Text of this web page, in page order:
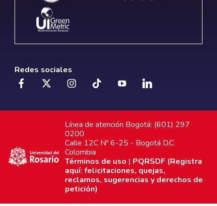
Redes sociales
Línea de atención Bogotá: (601) 297
0200
Calle 12C Nº 6-25 - Bogotá D.C.
Colombia
Términos de uso | PQRSDF (Registra
aquí: felicitaciones, quejas,
reclamos, sugerencias y derechos de
petición)